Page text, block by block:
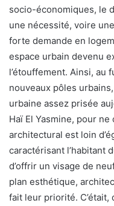
socio-économiques, le
une nécessité, voire
forte demande en
espace urbain devenu
l’étouffement. Ainsi, au
nouveaux pôles
urbaine assez prisée
Haï El Yasmine, pour
architectural est loin
caractérisant l’habitant
d’offrir un visage de
plan esthétique,
fait leur priorité.